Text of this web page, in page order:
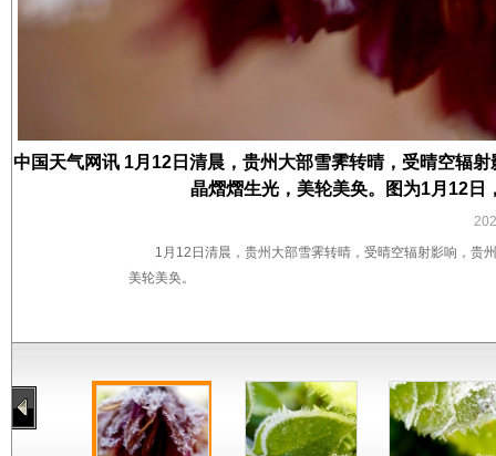
中国天气网讯 1月12日清晨，贵州大部雪霁转晴，受晴空辐
晶熠熠生光，美轮美奂。图为1月12日
1月12日清晨，贵州大部雪霁转晴，受晴空辐射影响，贵
美轮美奂。